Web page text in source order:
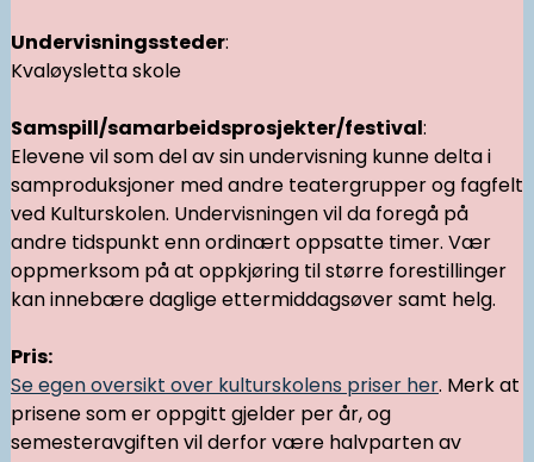
Undervisningssteder:
Kvaløysletta skole
Samspill/samarbeidsprosjekter/festival:
Elevene vil som del av sin undervisning kunne delta i
samproduksjoner med andre teatergrupper og fagfelt
ved Kulturskolen. Undervisningen vil da foregå på
andre tidspunkt enn ordinært oppsatte timer. Vær
oppmerksom på at oppkjøring til større forestillinger
kan innebære daglige ettermiddagsøver samt helg.
Pris:
Se egen oversikt over kulturskolens priser her. Merk at
prisene som er oppgitt gjelder per år, og
semesteravgiften vil derfor være halvparten av